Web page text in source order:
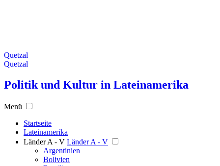
Quetzal
Quetzal
Politik und Kultur in Lateinamerika
Menü
Startseite
Lateinamerika
Länder A - V Länder A - V
Argentinien
Bolivien